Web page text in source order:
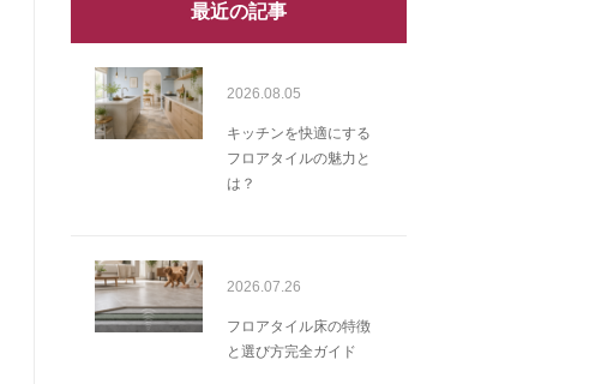
最近の記事
2026.08.05
キッチンを快適にする
フロアタイルの魅力と
は？
2026.07.26
フロアタイル床の特徴
と選び方完全ガイド